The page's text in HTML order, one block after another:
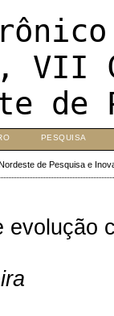
VII
de
PESQUISA
de Pesquisa e
evolução